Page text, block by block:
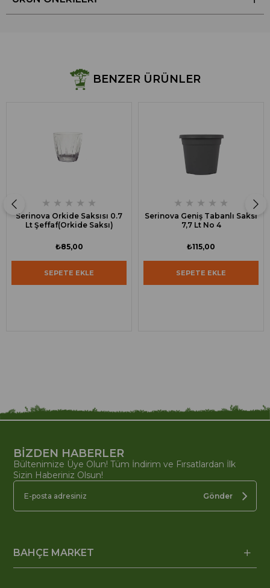
BENZER ÜRÜNLER
★ ★ ★ ★ ★
Serinova Orkide Saksısı 0.7
Lt Şeffaf(Orkide Saksı)
₺85,00
SEPETE EKLE
★ ★ ★ ★ ★
Serinova Geniş Tabanlı Saksı
7,7 Lt No 4
₺115,00
SEPETE EKLE
BİZDEN HABERLER
Bültenimize Üye Olun! Tüm İndirim ve Fırsatlardan İlk
Sizin Haberiniz Olsun!
Gönder
BAHÇE MARKET